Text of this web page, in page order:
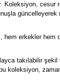
cesur
güncelleyerek
erkekler hem
takılabilir
koleksiyon,